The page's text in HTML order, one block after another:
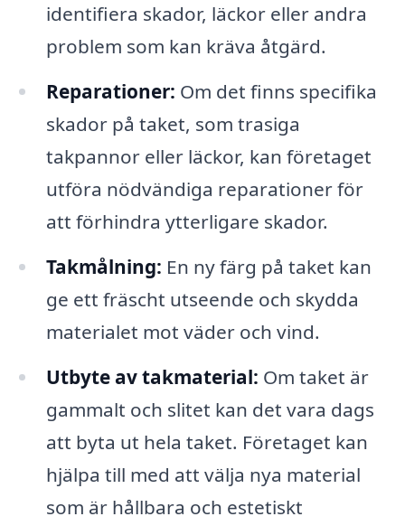
identifiera skador, läckor eller andra
problem som kan kräva åtgärd.
Reparationer: Om det finns specifika
skador på taket, som trasiga
takpannor eller läckor, kan företaget
utföra nödvändiga reparationer för
att förhindra ytterligare skador.
Takmålning: En ny färg på taket kan
ge ett fräscht utseende och skydda
materialet mot väder och vind.
Utbyte av takmaterial: Om taket är
gammalt och slitet kan det vara dags
att byta ut hela taket. Företaget kan
hjälpa till med att välja nya material
som är hållbara och estetiskt